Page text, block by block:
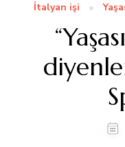
İtalyan işi